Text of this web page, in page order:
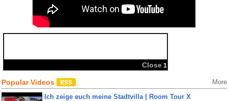
Share:
Popular Videos More
Ich zeige euch meine Stadtvilla | Room Tour X